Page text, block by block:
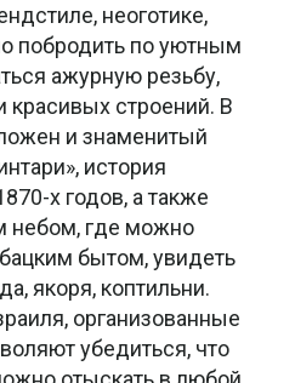
неоготике,
побродить по уютным
ажурную резьбу,
красивых строений. В
и знаменитый
история
х годов, а также
небом, где можно
бытом, увидеть
якоря, коптильни.
организованные
убедиться, что